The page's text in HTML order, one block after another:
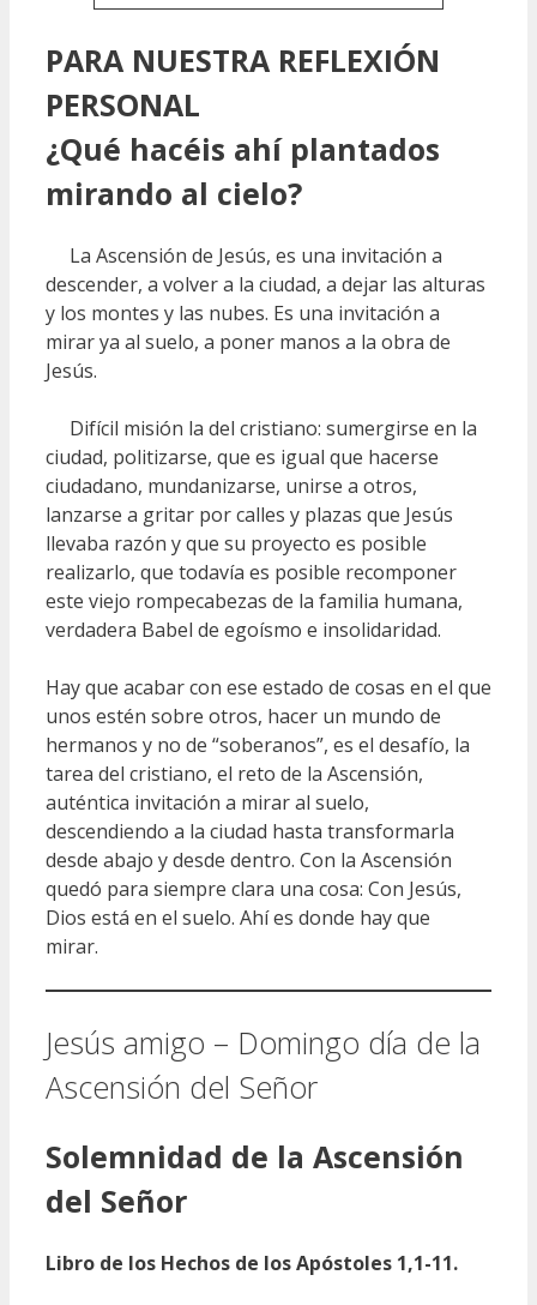
PARA NUESTRA REFLEXIÓN
PERSONAL
¿Qué hacéis ahí plantados
mirando al cielo?
La Ascensión de Jesús, es una invitación a
descender, a volver a la ciudad, a dejar las alturas
y los montes y las nubes. Es una invitación a
mirar ya al suelo, a poner manos a la obra de
Jesús.
Difícil misión la del cristiano: sumergirse en la
ciudad, politizarse, que es igual que hacerse
ciudadano, mundanizarse, unirse a otros,
lanzarse a gritar por calles y plazas que Jesús
llevaba razón y que su proyecto es posible
realizarlo, que todavía es posible recomponer
este viejo rompecabezas de la familia humana,
verdadera Babel de egoísmo e insolidaridad.
Hay que acabar con ese estado de cosas en el que
unos estén sobre otros, hacer un mundo de
hermanos y no de “soberanos”, es el desafío, la
tarea del cristiano, el reto de la Ascensión,
auténtica invitación a mirar al suelo,
descendiendo a la ciudad hasta transformarla
desde abajo y desde dentro. Con la Ascensión
quedó para siempre clara una cosa: Con Jesús,
Dios está en el suelo. Ahí es donde hay que
mirar.
Jesús amigo – Domingo día de la
Ascensión del Señor
Solemnidad de la Ascensión
del Señor
Libro de los Hechos de los Apóstoles 1,1-11.